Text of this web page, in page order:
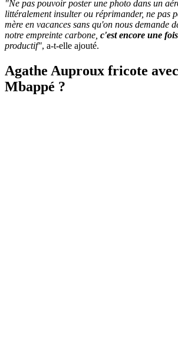
"Ne pas pouvoir poster une photo dans un
littéralement insulter ou réprimander, ne pas
mère en vacances sans qu'on nous demande
notre empreinte carbone, c'est encore une
productif", a-t-elle ajouté.
Agathe Auproux fricote
Mbappé ?